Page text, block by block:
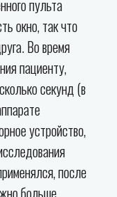
пульта
окно, так что
Во время
пациенту,
секунд (в
устройство,
после
больше